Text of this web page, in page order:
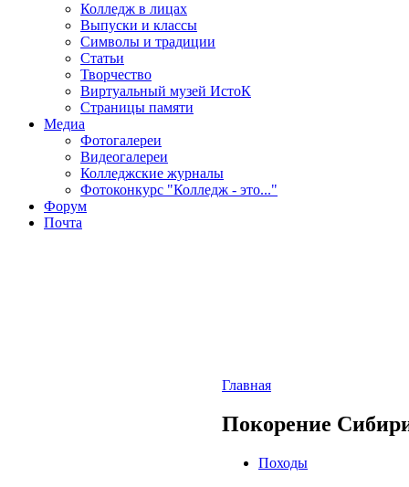
Колледж в лицах
Выпуски и классы
Символы и традиции
Статьи
Творчество
Виртуальный музей ИстоК
Страницы памяти
Медиа
Фотогалереи
Видеогалереи
Колледжские журналы
Фотоконкурс "Колледж - это..."
Форум
Почта
Главная
Покорение
Походы